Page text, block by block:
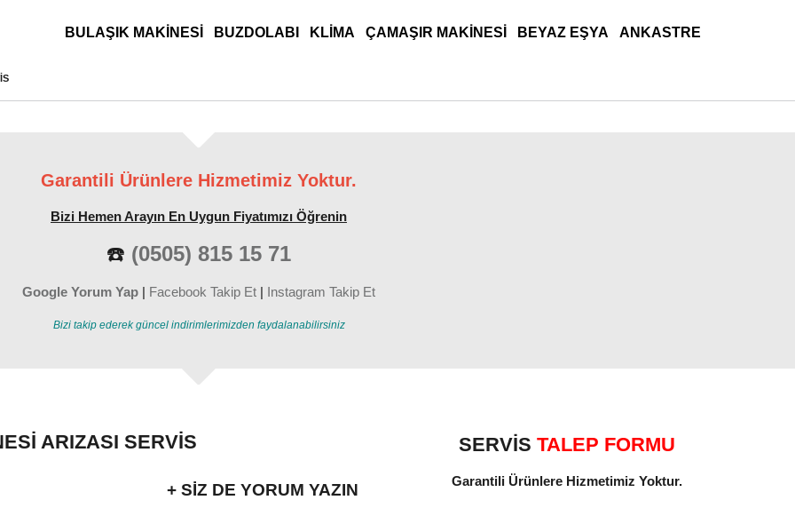
ANA MENÜ
BULAŞIK MAKINESI BUZDOLABI KLIMA ÇAMAŞIR MAKINESI BEYAZ EŞYA ANKASTRE
Garantili Ürünlere Hizmetimiz Yoktur.
Bizi Hemen Arayın En Uygun Fiyatımızı Öğrenin
☎️ (0505) 815 15 71
Google Yorum Yap | Facebook Takip Et | Instagram Takip Et
Bizi takip ederek güncel indirimlerimizden faydalanabilirsiniz
ARIZASI SERVIS
+ SIZ DE YORUM YAZIN
SERVİS TALEP FORMU
Garantili Ürünlere Hizmetimiz Yoktur.